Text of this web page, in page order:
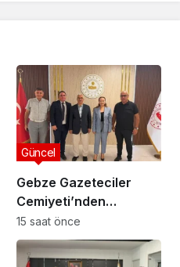
Gebze Gazeteciler
Cemiyeti’nden
Kaymakam Özyiğit’e
Ziyaret
Güncel
15 saat önce